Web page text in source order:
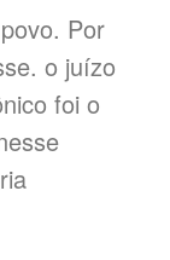
Por
o juízo
foi o